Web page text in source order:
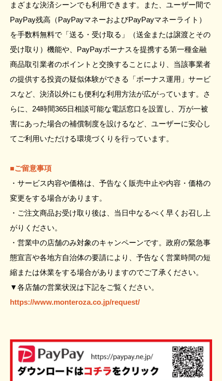
まざまな決済シーンでも利用できます。また、ユーザー間で
PayPay残高（PayPayマネーおよびPayPayマネーライト）
を手数料無料で「送る・受け取る」（送金または譲渡とその
受け取り）機能や、PayPayボーナスを提携する第一種金融
商品取引業者のポイントと交換することにより、当該事業者
の提供する投資の疑似体験ができる「ボーナス運用」サービ
スなど、決済以外にも便利な利用方法が広がっています。さ
らに、24時間365日相談可能な電話窓口を設置し、万が一被
害にあった場合の補償制度を設けるなど、ユーザーに安心し
てご利用いただける環境づくりを行っています。
■ご留意事項
・サービス内容や価格は、予告なく販売中止や内容・価格の
変更をする場合があります。
・ご注文商品お受け取り後は、当日中なるべく早くお召し上
がりください。
・営業中の店舗のみ対象のキャンペーンです。政府の緊急事
態宣言や各地方自治体の要請により、予告なく営業時間の短
縮または休業をする場合がありますのでご了承ください。
▼各店舗の営業状況は下記をご覧ください。
https://www.monteroza.co.jp/request/